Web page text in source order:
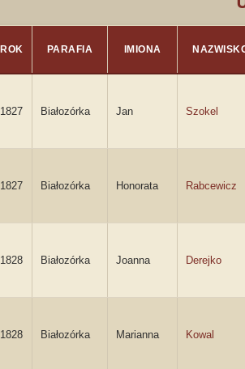
ROK PARAFIA IMIONA
1827 Białozórka Jan Szokel
1827 Białozórka Honorata Rabcewicz
1828 Białozórka Joanna Derejko
1828 Białozórka Marianna Kowal